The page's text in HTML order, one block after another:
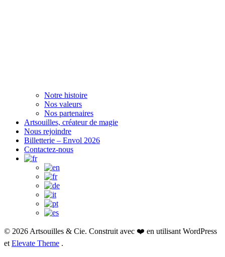
Notre histoire
Nos valeurs
Nos partenaires
Artsouilles, créateur de magie
Nous rejoindre
Billetterie – Envol 2026
Contactez-nous
© 2026 Artsouilles & Cie. Construit avec ❤️ en utilisant WordPress
et Elevate Theme .